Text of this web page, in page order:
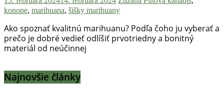
konope, marihuana, šišky marihuany
Ako spoznať kvalitnú marihuanu? Podľa čoho ju vyberať a
prečo je dobré vedieť odlíšiť prvotriedny a bonitný
materiál od neúčinnej
Najnovšie články